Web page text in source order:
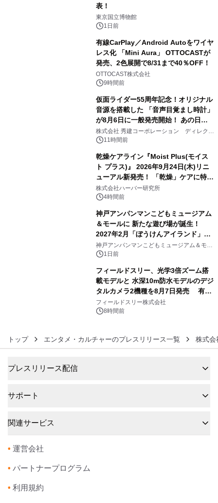
表！
東京国立博物館
1日前
有線CarPlay／Android Autoをワイヤ
レス化 「Mini Aura」 OTTOCASTが
発売、2色展開で8/31まで40％OFF！
OTTOCAST株式会社
9時間前
仮面ライダー55周年記念！オリジナル
音源を搭載した 「音声目覚まし時計」
が8月6日に一般発売開始！ あの日の
大興奮が今甦る
株式会社 秀建コーポレーション ディレクト
アートギャラリー
11時間前
乾燥ケアライン『Moist Plus(モイス
ト プラス)』 2026年9月24日(木)リニ
ューアル新発売！ 「乾燥」ケアに特化
し、ライン使いで潤いに満ちた肌へ
株式会社ハーバー研究所
4時間前
神戸アンパンマンこどもミュージアム
＆モールに 新たな遊び場が誕生！
2027年2月「ぼうけんアイランド」が
オープン
神戸アンパンマンこどもミュージアム＆モー
ル 1日前
フィールドスリー、光学3倍ズーム搭
載モデルと 水深10m防水モデルのデジ
タルカメラ2機種を8月7日発売 有効
約1300万画素、用途別に選べるコンデ
ジ新登場
フィールドスリー株式会社
8時間前
トップ エンタメ・カルチャーのプレスリリース一覧 株式会
プレスリリース配信
サポート
関連サービス
• 運営会社
• パートナープログラム
• 利用規約